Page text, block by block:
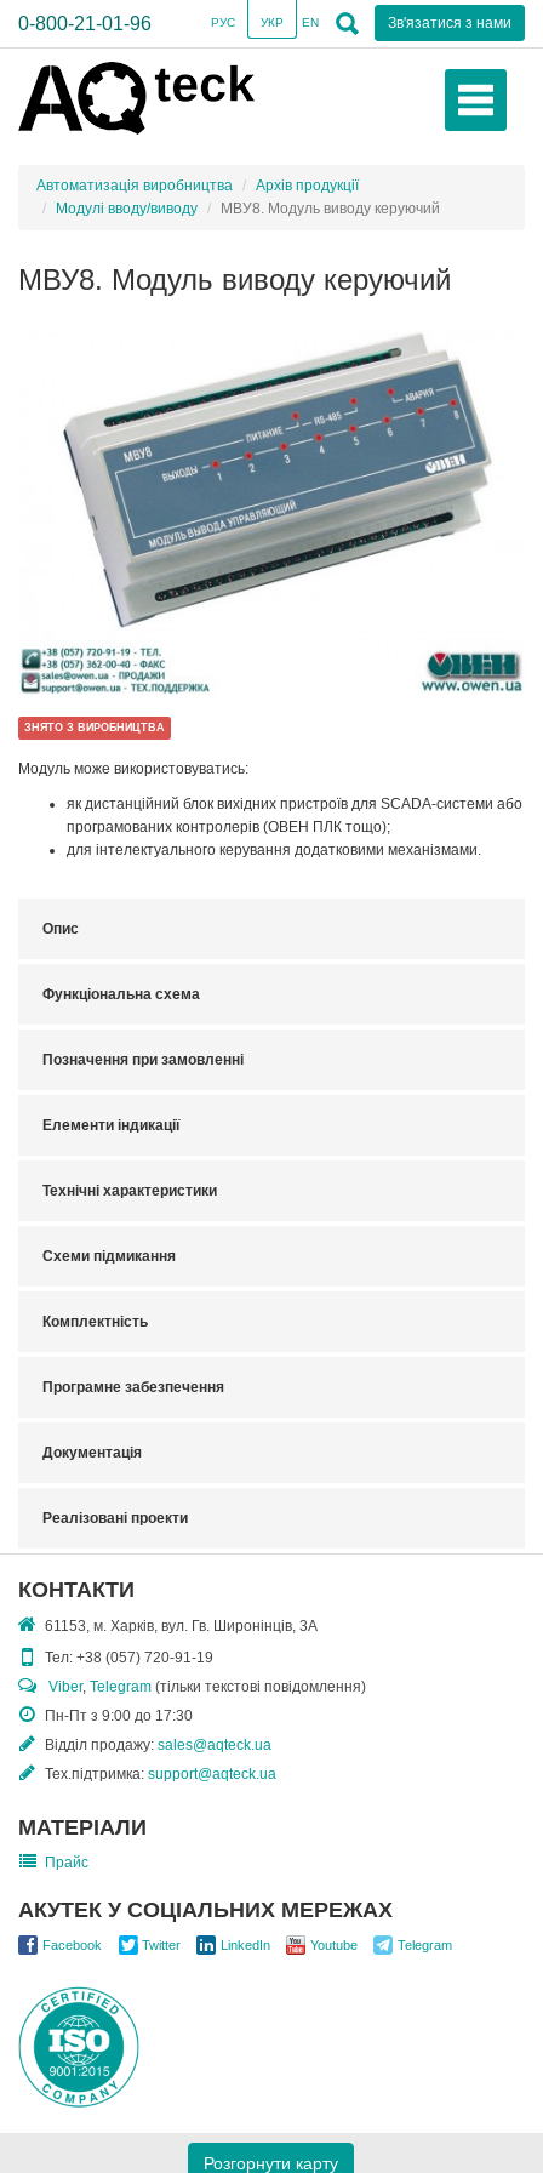
0-800-21-01-96 Зв'язатися з нами
РУС УКР EN
Автоматизація виробництва
Архів продукції
Модулі вводу/виводу
МВУ8. Модуль виводу керуючий
МВУ8. Модуль виводу керуючий
ЗНЯТО З ВИРОБНИЦТВА
Модуль може використовуватись:
як дистанційний блок вихідних пристроїв для SCADA-системи або
програмованих контролерів (ОВЕН ПЛК тощо);
для інтелектуального керування додатковими механізмами.
Опис
Функціональна схема
Позначення при замовленні
Елементи індикації
Технічні характеристики
Схеми підмикання
Комплектність
Програмне забезпечення
Документація
Реалізовані проекти
КОНТАКТИ
61153, м. Харків, вул. Гв. Широнінців, 3А
Тел: +38 (057) 720-91-19
Viber, Telegram (тільки текстові повідомлення)
Пн-Пт з 9:00 до 17:30
Відділ продажу: sales@aqteck.ua
Тех.підтримка: support@aqteck.ua
МАТЕРІАЛИ
Прайс
АКУТЕК У СОЦІАЛЬНИХ МЕРЕЖАХ
Facebook Twitter LinkedIn Youtube Telegram
Розгорнути карту